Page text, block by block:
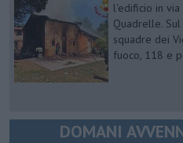
l'edificio in
Quadrelle.
squadre dei
fuoco, 118 e
DOMANI